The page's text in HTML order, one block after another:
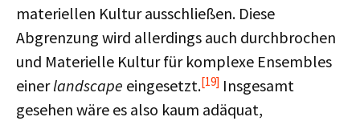
materiellen Kultur ausschließen. Diese
Abgrenzung wird allerdings auch durchbrochen
und Materielle Kultur für komplexe Ensembles
einerlandscape eingesetzt.[19] Insgesamt
gesehen wäre es also kaum adäquat,